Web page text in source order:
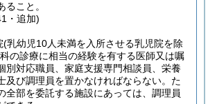
ること。
・追加)
(乳幼児10人未満を入所させる乳児院を除
の診療に相当の経験を有する医師又は嘱
別対応職員、家庭支援専門相談員、栄養
及び調理員を置かなければならない。 た
全部を委託する施設にあっては、調理員